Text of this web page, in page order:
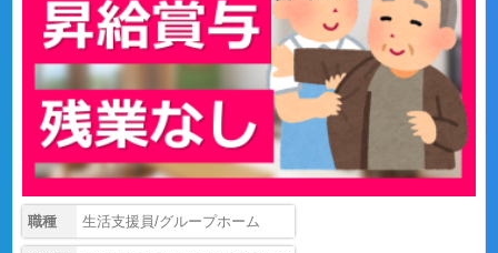
職種 生活支援員/グループホーム